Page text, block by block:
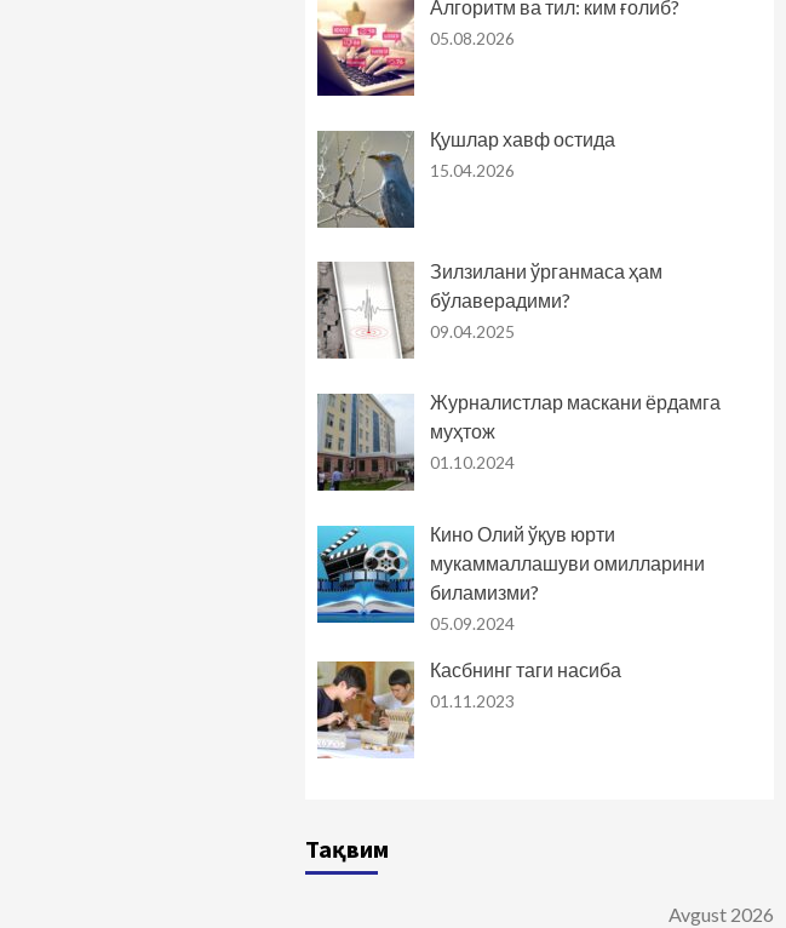
Алгоритм ва тил: ким ғолиб?
05.08.2026
Қушлар хавф остида
15.04.2026
Зилзилани ўрганмаса ҳам
бўлаверадими?
09.04.2025
Журналистлар маскани ёрдамга
муҳтож
01.10.2024
Кино Олий ўқув юрти
мукаммаллашуви омилларини
биламизми?
05.09.2024
Касбнинг таги насиба
01.11.2023
Тақвим
Avgust 2026